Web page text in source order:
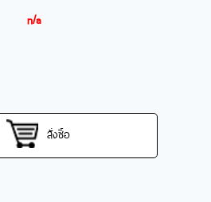
n/a
สั่งซื้อ